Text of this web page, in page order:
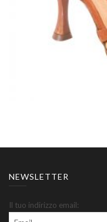
NEWSLETTER
Il tuo indirizzo email: